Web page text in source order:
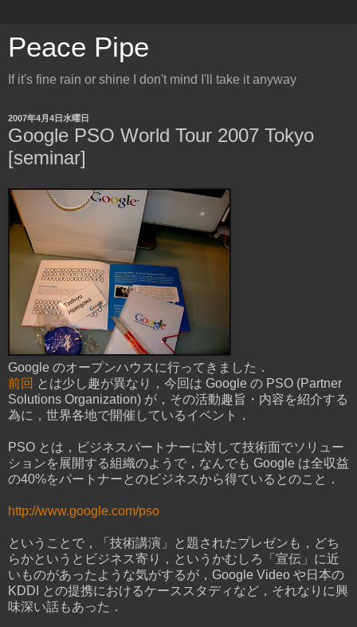
Peace Pipe
If it's fine rain or shine I don't mind I'll take it anyway
2007年4月4日水曜日
Google PSO World Tour 2007 Tokyo
[seminar]
Google のオープンハウスに行ってきました．
前回 とは少し趣が異なり，今回は Google の PSO (Partner
Solutions Organization) が，その活動趣旨・内容を紹介する
為に，世界各地で開催しているイベント．
PSO とは，ビジネスパートナーに対して技術面でソリュー
ションを展開する組織のようで，なんでも Google は全収益
の40%をパートナーとのビジネスから得ているとのこと．
http://www.google.com/pso
ということで，「技術講演」と題されたプレゼンも，どち
らかというとビジネス寄り，というかむしろ「宣伝」に近
いものがあったような気がするが，Google Video や日本の
KDDI との提携におけるケーススタディなど，それなりに興
味深い話もあった．